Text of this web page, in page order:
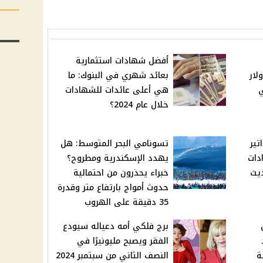
في
أفضل شهادات استثمارية
بعائد شهري في البنوك: ما
هي أعلى عائدات للشهادات
خلال عام 2024؟
تسونامي البحر المتوسط: هل
يهدد الإسكندرية ومطروح؟
خبراء يحذرون من احتمالية
حدوث أمواج بارتفاع متر وقدرة
35 دقيقة على الهروب
برج فلكي أمه دعياله سيودع
الفقر ويصبح مليونيرًا في
النصف الثاني من سبتمبر 2024